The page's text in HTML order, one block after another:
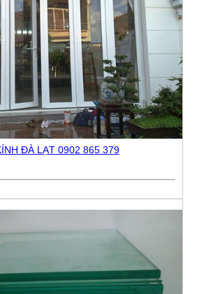
ĐÀ LẠT 0902 865 379